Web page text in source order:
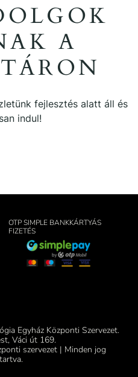
A
fejlesztés alatt áll és
indul!
OTP SIMPLE BANKKÁRTYÁS
FIZETÉS
Egyház Központi Szervezet.
Váci út 169.
szervezet | Minden jog